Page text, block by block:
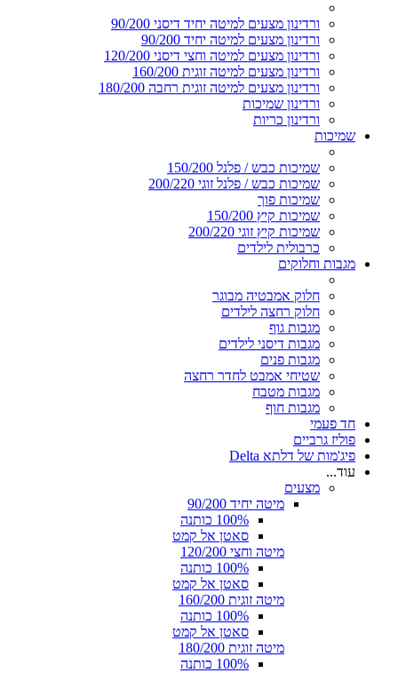
ורדינון מצעים למיטה יחיד דיסני 90/200
ורדינון מצעים למיטה יחיד 90/200
ורדינון מצעים למיטה וחצי דיסני 120/200
ורדינון מצעים למיטה זוגית 160/200
ורדינון מצעים למיטה זוגית רחבה 180/200
ורדינון שמיכות
ורדינון כריות
שמיכות
שמיכות כבש / פלנל 150/200
שמיכות כבש / פלנל זוגי 200/220
שמיכות פוך
שמיכות קיץ 150/200
שמיכות קיץ זוגי 200/220
כרבולית לילדים
מגבות וחלוקים
חלוק אמבטיה מבוגר
חלוק רחצה לילדים
מגבות גוף
מגבות דיסני לילדים
מגבות פנים
שטיחי אמבט לחדר רחצה
מגבות מטבח
מגבות חוף
חד פעמי
פוליז גרביים
פיג'מות של דלתא Delta
עוד...
מצעים
מיטה יחיד 90/200
100% כותנה
סאטן אל קמט
מיטה וחצי 120/200
100% כותנה
סאטן אל קמט
מיטה זוגית 160/200
100% כותנה
סאטן אל קמט
מיטה זוגית 180/200
100% כותנה